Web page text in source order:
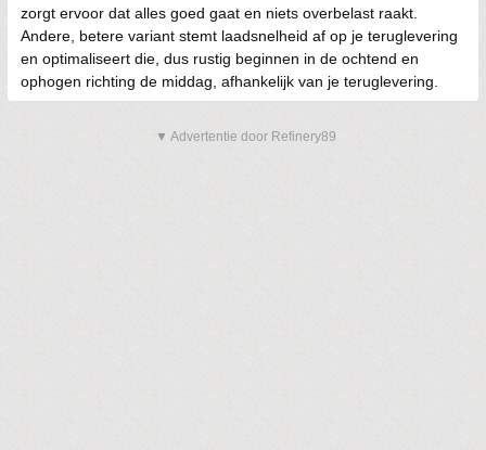
zorgt ervoor dat alles goed gaat en niets overbelast raakt.
Andere, betere variant stemt laadsnelheid af op je teruglevering
en optimaliseert die, dus rustig beginnen in de ochtend en
ophogen richting de middag, afhankelijk van je teruglevering.
▼ Advertentie door Refinery89